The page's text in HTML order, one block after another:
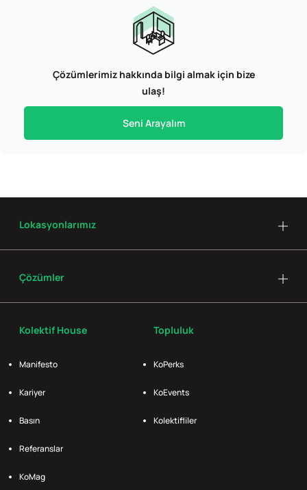
Çözümlerimiz hakkında bilgi almak için bize
ulaş!
Seni Arayalım
Kolektif House
Manifesto
Kariyer
Basın
Referanslar
KoMag
Topluluk
KoPerks
KoEvents
Kolektifliler
Lokasyonlarımız
Çözümler